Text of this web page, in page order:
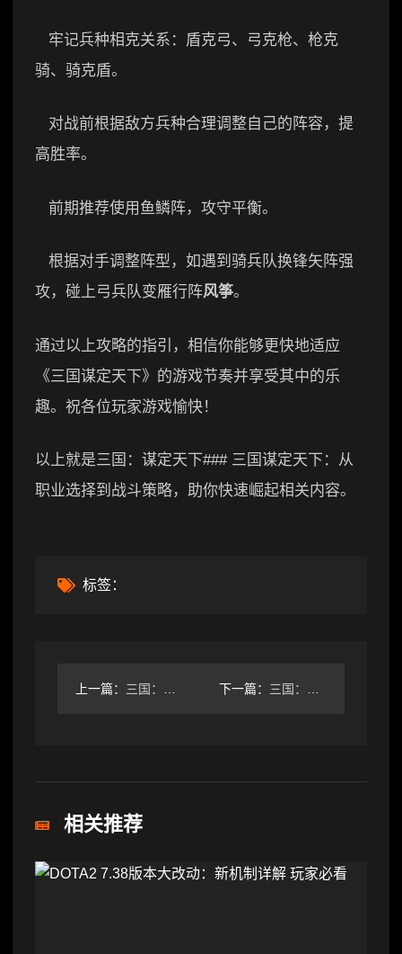
牢记兵种相克关系：盾克弓、弓克枪、枪克
骑、骑克盾。
对战前根据敌方兵种合理调整自己的阵容，提
高胜率。
前期推荐使用鱼鳞阵，攻守平衡。
根据对手调整阵型，如遇到骑兵队换锋矢阵强
攻，碰上弓兵队变雁行阵风筝。
通过以上攻略的指引，相信你能够更快地适应
《三国谋定天下》的游戏节奏并享受其中的乐
趣。祝各位玩家游戏愉快！
以上就是三国：谋定天下### 三国谋定天下：从
职业选择到战斗策略，助你快速崛起相关内容。
标签：
上一篇： 三国：谋定天下三国谋定天下，S6群雄争锋来袭 下一篇： 三国：谋定天下三国谋定天下新人入坑指引
相关推荐